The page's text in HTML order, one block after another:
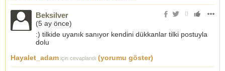
0
Beksilver
(5 ay önce)
:) tilkide uyanık sanıyor kendini dükkanlar tilki postuyla
dolu
Hayalet_adam için cevaplandı (yorumu göster)